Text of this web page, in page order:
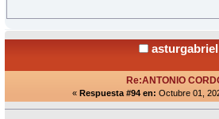
asturgabriel
Re:ANTONIO
« Respuesta #94 en: Octubre 01,